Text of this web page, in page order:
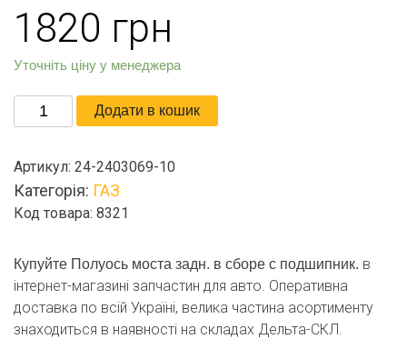
1820 грн
Уточніть ціну у менеджера
Полуось
моста
в
сборе
с
кількість
Додати в кошик
Артикул: 24-2403069-10
Категорія: ГАЗ
Код товара: 8321
Купуйте Полуось моста задн. в сборе с подшипник. в
інтернет-магазині запчастин для авто. Оперативна
доставка по всій Україні, велика частина асортименту
знаходиться в наявності на складах Дельта-СКЛ.